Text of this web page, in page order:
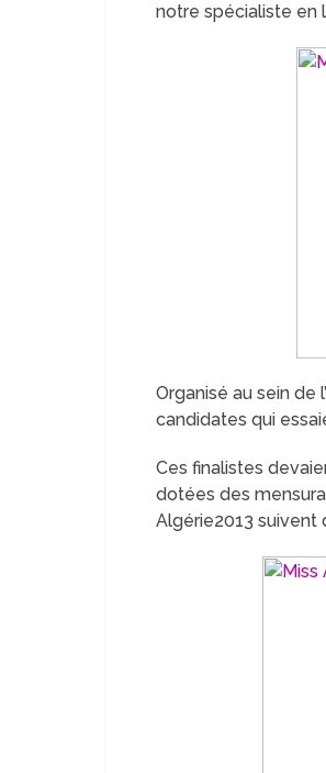
notre spécialiste en
Organisé au sein de
candidates qui
Ces finalistes
dotées des
Algérie2013